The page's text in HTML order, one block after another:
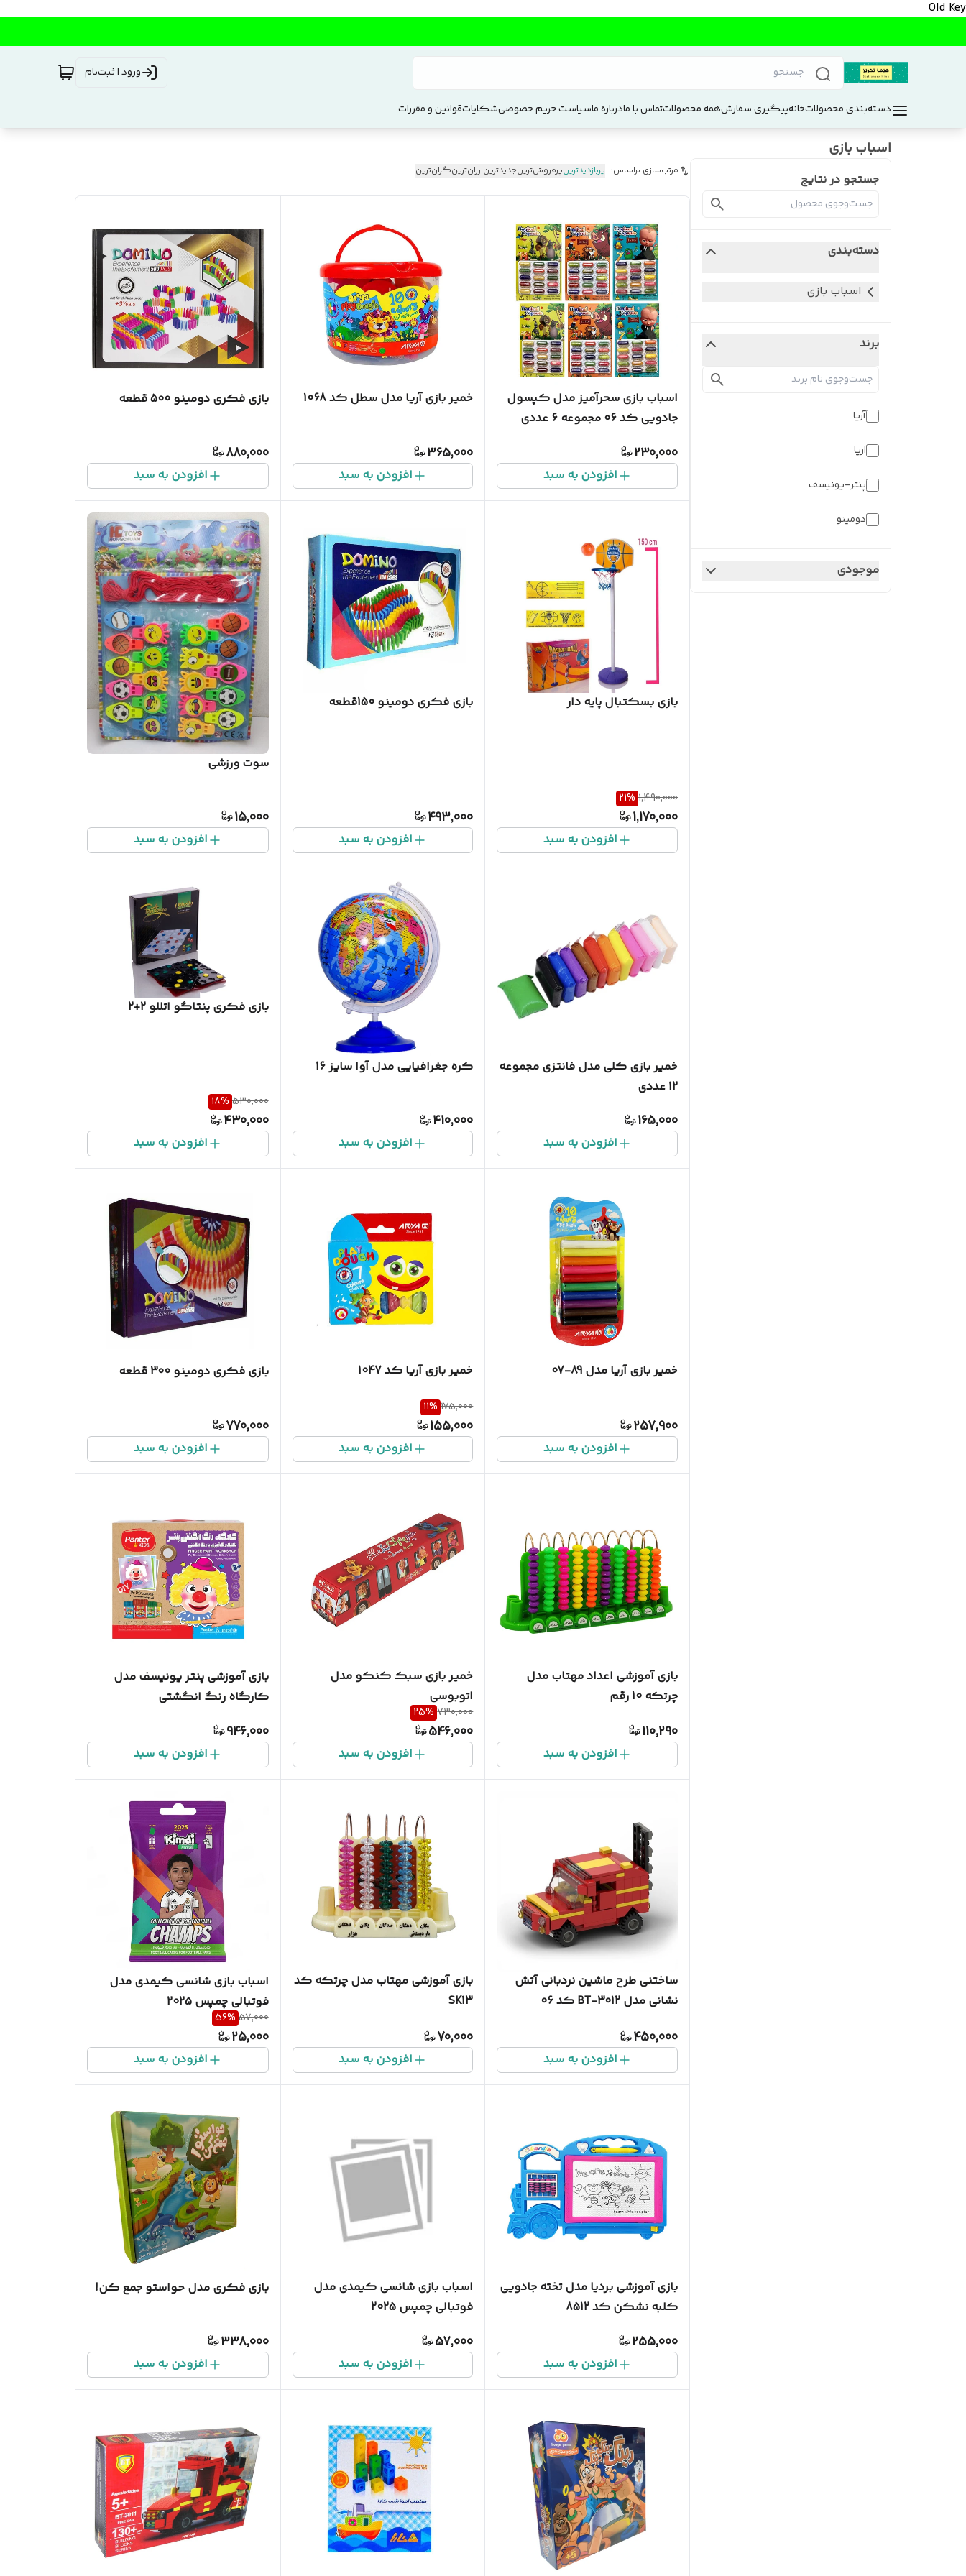
Old Key
ورود | ثبت‌نام
دسته‌بندی محصولاتخانهپیگیری سفارشهمه محصولاتتماس با مادرباره ماسیاست حریم خصوصیشکایاتقوانین و مقررات
اسباب بازی
جستجو در نتایج
دسته‌بندی
اسباب بازی
برند
آریا
اریا
پنتر-یونیسف
دومینو
موجودی
مرتب‌سازی براساس: پربازدیدترینپرفروش‌ترینجدیدترینارزان‌ترینگران‌ترین
اسباب بازی سحرآمیز مدل کپسول
جادویی کد 06 مجموعه 6 عددی
230,000
افزودن به سبد
خمیر بازی آریا مدل سطل کد 1068
365,000
افزودن به سبد
بازی فکری دومینو 500 قطعه
880,000
افزودن به سبد
بازی بسکتبال پایه دار
1,490,000
21%
1,170,000
افزودن به سبد
بازی فکری دومینو 150قطعه
493,000
افزودن به سبد
سوت ورزشی
15,000
افزودن به سبد
خمیر بازی کلی مدل فانتزی مجموعه
12 عددی
165,000
افزودن به سبد
کره جغرافیایی مدل آوا سایز 16
410,000
افزودن به سبد
بازی فکری پنتاگو اتللو 2+2
530,000
18%
430,000
افزودن به سبد
خمیر بازی آریا مدل 89-07
257,900
افزودن به سبد
خمیر بازی آریا کد 1047
175,000
11%
155,000
افزودن به سبد
بازی فکری دومینو 300 قطعه
770,000
افزودن به سبد
بازی آموزشی اعداد مهتاب مدل
چرتکه 10 رقم
110,290
افزودن به سبد
خمیر بازی سبک کنکو مدل
اتوبوسی
730,000
25%
546,000
افزودن به سبد
بازی آموزشی پنتر یونیسف مدل
کارگاه رنگ انگشتی
946,000
افزودن به سبد
ساختنی طرح ماشین نردبانی آتش
نشانی مدل BT-3012 کد 06
450,000
افزودن به سبد
بازی آموزشی مهتاب مدل چرتکه کد
SK13
70,000
افزودن به سبد
اسباب بازی شانسی کیمدی مدل
فوتبالی چمپس 2025
57,000
56%
25,000
افزودن به سبد
بازی آموزشی بردیا مدل تخته جادویی
کلبه نشکن کد 8512
255,000
افزودن به سبد
اسباب بازی شانسی کیمدی مدل
فوتبالی چمپس 2025
57,000
افزودن به سبد
بازی فکری مدل حواستو جمع کن!
338,000
افزودن به سبد